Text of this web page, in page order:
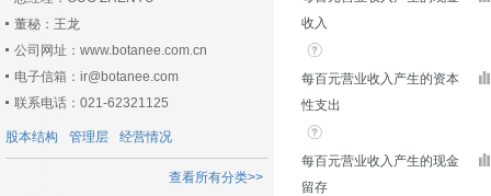
董秘：王龙
公司网址：www.botanee.com.cn
电子信箱：ir@botanee.com
联系电话：021-62321125
股本结构 管理层 经营情况
查看所有分类>>
收入
每百元营业收入产生的资本
性支出
每百元营业收入产生的现金
留存